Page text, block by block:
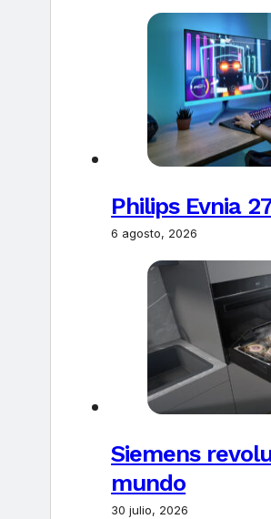
Philips Evnia
6 agosto, 2026
Siemens
mundo
30 julio, 2026